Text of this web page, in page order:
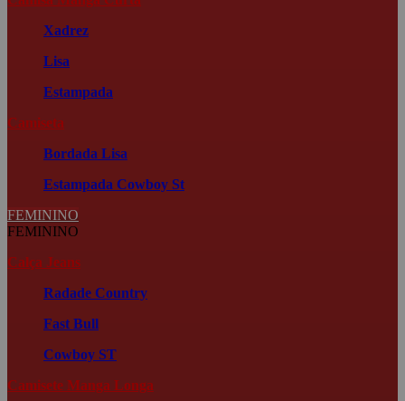
Xadrez
Lisa
Estampada
Camiseta
Bordada Lisa
Estampada Cowboy St
FEMININO
FEMININO
Calça Jeans
Radade Country
Fast Bull
Cowboy ST
Camisete Manga Longa